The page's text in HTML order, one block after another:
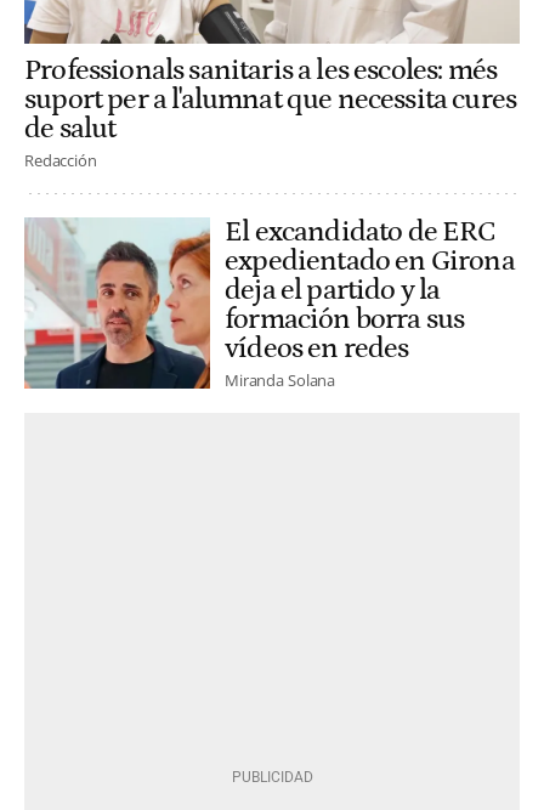
Professionals sanitaris a les escoles: més
suport per a l'alumnat que necessita cures
de salut
Redacción
El excandidato de ERC
expedientado en Girona
deja el partido y la
formación borra sus
vídeos en redes
Miranda Solana